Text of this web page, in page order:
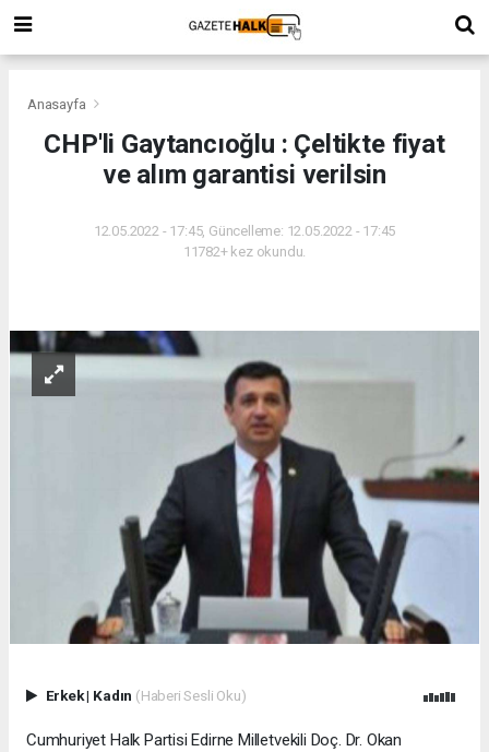
Anasayfa
CHP'li Gaytancıoğlu : Çeltikte fiyat
ve alım garantisi verilsin
12.05.2022 - 17:45, Güncelleme: 12.05.2022 - 17:45
11782+ kez okundu.
Erkek| Kadın (Haberi Sesli Oku)
Cumhuriyet Halk Partisi Edirne Milletvekili Doç. Dr. Okan